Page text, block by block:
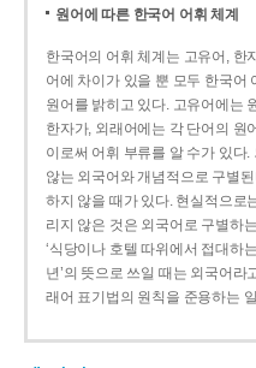
원어에 따른 한국어 어휘 체계
한국어의 어휘 체계는 고유어, 한
어에 차이가 있을 뿐 모두 한국어
원어를 밝히고 있다. 고유어에는
한자가, 외래어에는 각 단어의 원
이로써 어휘 부류를 알 수가 있다
않는 외국어와 개념적으로 구별
하지 않을 때가 있다. 현실적으로
리지 않은 것은 외국어로 구별하
‘식당이나 호텔 따위에서 접대하
년’의 뜻으로 쓰일 때는 외국어라
래어 표기법의 원칙을 준용하는